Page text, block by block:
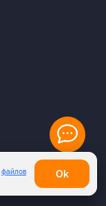
файлов
Оk